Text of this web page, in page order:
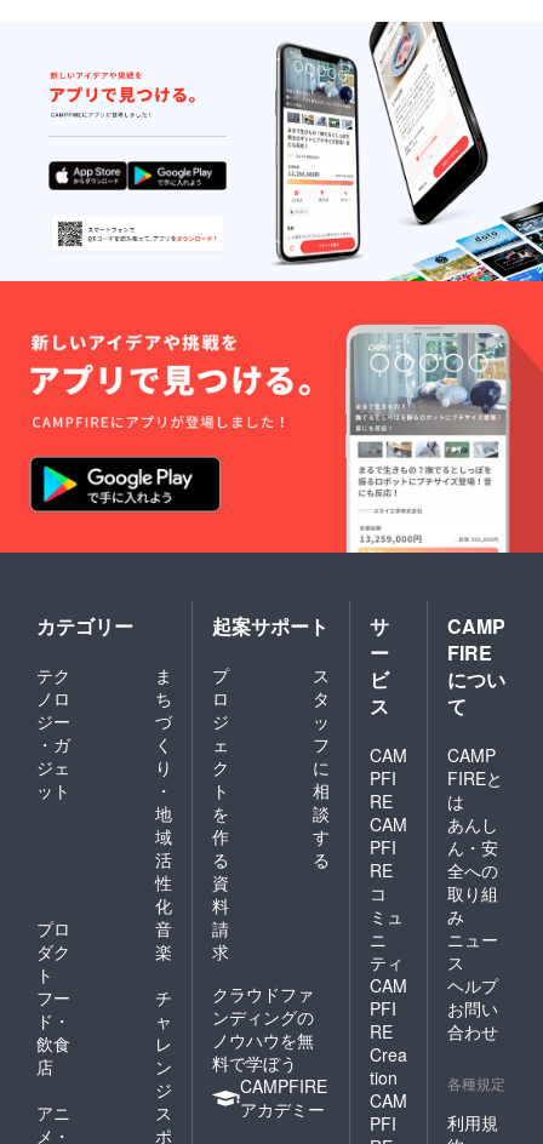
カテゴリー
テク
ノロ
ジー
・ガ
ジェ
ット
ま
ち
づ
く
り
・
地
域
活
性
化
プロ
ダク
ト
音
楽
フー
ド・
飲食
店
チ
ャ
レ
ン
ジ
アニ
メ・
ス
ポ
起案サポート
プ
ロ
ジ
ェ
ク
ト
を
作
る
ス
タ
ッ
フ
に
相
談
す
る
資
料
請
求
クラウドファ
ンディングの
ノウハウを無
料で学ぼう
CAMPFIRE
アカデミー
サ
ー
ビ
ス
CAM
PFI
RE
CAM
PFI
RE
コ
ミュ
ニ
ティ
CAM
PFI
RE
Crea
tion
CAM
PFI
CAMP
FIRE
につい
て
CAMP
FIREと
は
あんし
ん・安
全への
取り組
み
ニュー
ス
ヘルプ
お問い
合わせ
各種規定
利用規